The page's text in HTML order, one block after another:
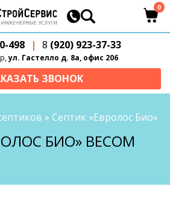
498 | 8 (920) 923-37-33
ул. Гастелло д. 8а, офис 206
0
ЗВОНОК
» Септик «Евролос Био»
БИО» ВЕСОМ